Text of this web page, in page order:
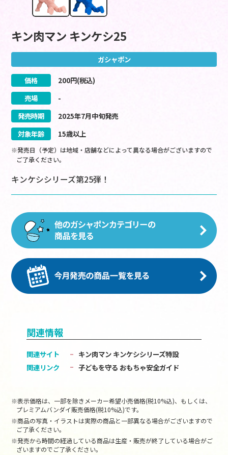
キン肉マン キンケシ25
ガシャポン
価格 200円(税込)
売場
-
発売時期
2025年7月中旬発売
対象年齢
15歳以上
※発売日（予定）は地域・店舗などによって異なる場合がございますので
ご了承ください。
キンケシシリーズ第25弾！
関連情報
関連サイト
キン肉マン キンケシシリーズ特設
関連リンク
子どもを守る おもちゃ安全ガイド
※表示価格は、一部を除きメーカー希望小売価格(税10%込)、もしくは、
プレミアムバンダイ販売価格(税10%込)です。
※商品の写真・イラストは実際の商品と一部異なる場合がございますので
ご了承ください。
※発売から時間の経過している商品は生産・販売が終了している場合がご
ざいますのでご了承ください。